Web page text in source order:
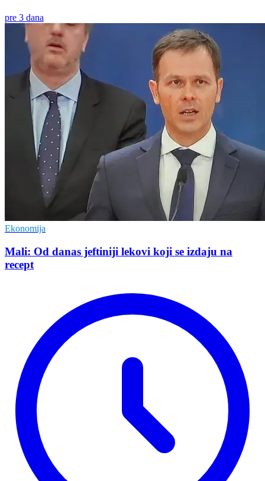
pre 3 dana
Ekonomija
Mali: Od danas jeftiniji lekovi koji se izdaju na
recept